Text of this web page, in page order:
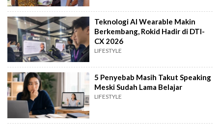
Teknologi AI Wearable Makin
Berkembang, Rokid Hadir di DTI-
CX 2026
LIFESTYLE
5 Penyebab Masih Takut Speaking
Meski Sudah Lama Belajar
LIFESTYLE